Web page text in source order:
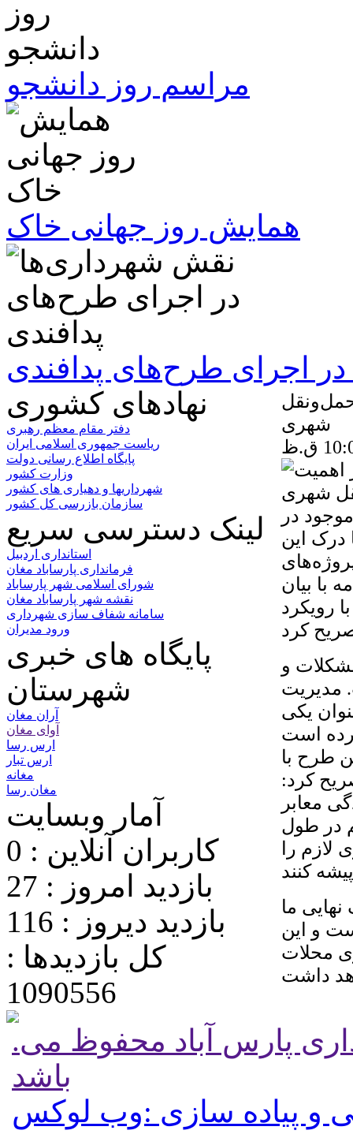
مراسم روز دانشجو
همایش روز جهانی خاک
اجرای طرح‌های پدافندی
شهری
در
این
با بیان
رویکرد
و
مدیریت
یکی
طرح با
کرد:
معابر
در طول
را
ما
و این
محلات
نهادهای کشوری
دفتر مقام معظم رهبری
ریاست جمهوری اسلامی ایران
پایگاه اطلاع رسانی دولت
وزارت کشور
شهرداریها و دهیاری های کشور
سازمان بازرسی کل کشور
لینک دسترسی سریع
استانداری اردبیل
فرمانداری پارساباد مغان
شورای اسلامی شهر پارساباد
نقشه شهر پارساباد مغان
سامانه شفاف سازی شهرداری
ورود مدیران
پایگاه های خبری
شهرستان
آران مغان
آوای مغان
ارس رسا
ارس تبار
مغانه
مغان رسا
آمار وبسایت
کاربران آنلاین : 0
بازدید امروز : 27
بازدید دیروز : 116
کل بازدیدها :
1090556
.تمامی حقوق برای پایگاه شهرداری پارس آباد محفوظ می
باشد
و پیاده سازی :وب لوکس